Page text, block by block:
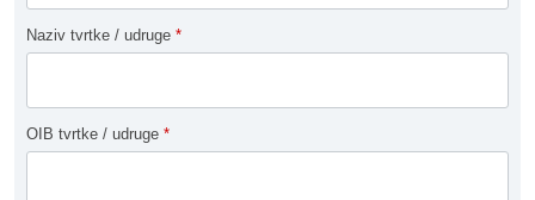
Naziv tvrtke / udruge *
OIB tvrtke / udruge *